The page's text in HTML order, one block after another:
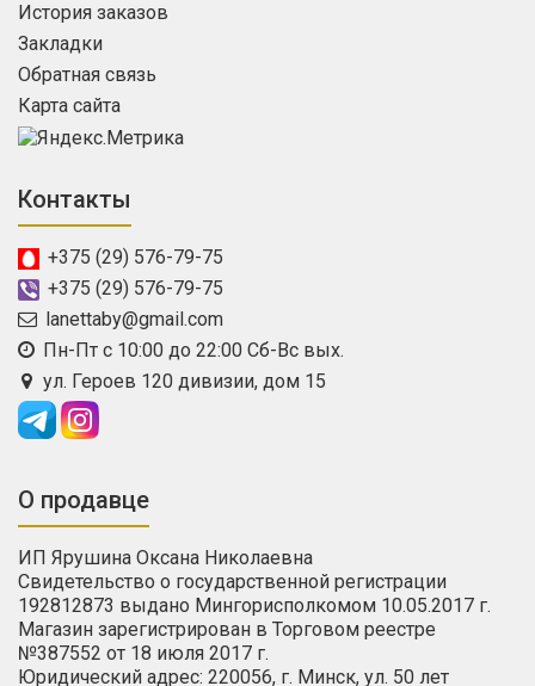
История заказов
Закладки
Обратная связь
Карта сайта
Контакты
+375 (29) 576-79-75
+375 (29) 576-79-75
lanettaby@gmail.com
Пн-Пт с 10:00 до 22:00 Сб-Вс вых.
ул. Героев 120 дивизии, дом 15
О продавце
ИП Ярушина Оксана Николаевна
Свидетельство о государственной регистрации
192812873 выдано Мингорисполкомом 10.05.2017 г.
Магазин зарегистрирован в Торговом реестре
№387552 от 18 июля 2017 г.
Юридический адрес: 220056, г. Минск, ул. 50 лет